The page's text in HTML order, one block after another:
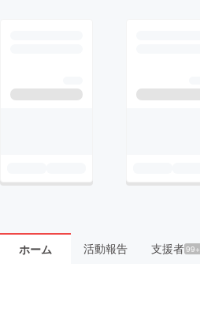
ホーム 活動報告 支援者99+